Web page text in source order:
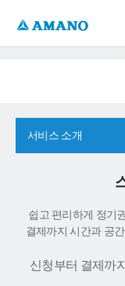
서비스 소개
쉽고 편리하게 정기
결제까지 시간과 공
신청부터 결제까